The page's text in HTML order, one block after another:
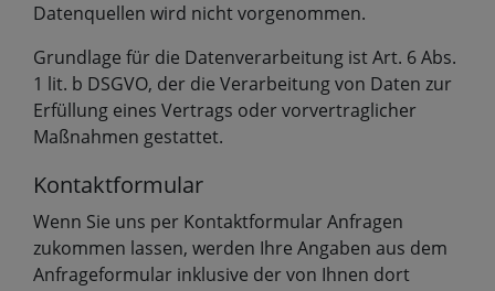
Datenquellen wird nicht vorgenommen.
Grundlage für die Datenverarbeitung ist Art. 6 Abs.
1 lit. b DSGVO, der die Verarbeitung von Daten zur
Erfüllung eines Vertrags oder vorvertraglicher
Maßnahmen gestattet.
Kontaktformular
Wenn Sie uns per Kontaktformular Anfragen
zukommen lassen, werden Ihre Angaben aus dem
Anfrageformular inklusive der von Ihnen dort